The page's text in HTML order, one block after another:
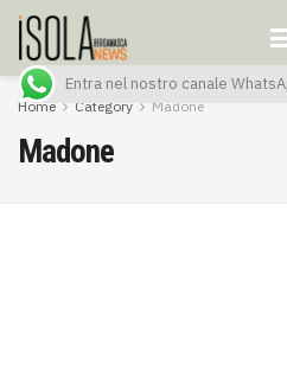
Home Category Madone
Madone
Entra nel nostro canale